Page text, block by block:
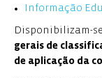
Informação
Disponibilizam-
gerais de
de aplicação da